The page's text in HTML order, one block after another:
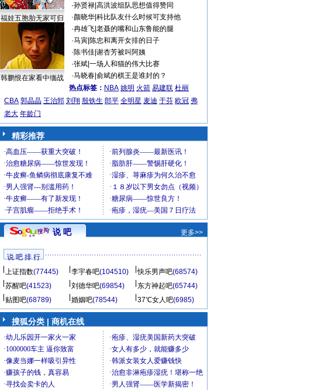
福娃五胞胎无家可归
韩鹏恨在家看中缅战
·孙贤禄| 高洪波组队思想值得赞同
·颜晓华| 科比队友什么时候可支持他
·冉雄飞| 老聂的嘴和山东鲁能的腿
·马寅| 陈忠和离开女排的日子
·陈书佳| 谢杏芳被叫阿姨
·张斌| 一场人和猫的伟大比赛
·马晓春| 俞斌的棋王是谁封的？
热点标签： NBA 姚明 火箭 易建联 杜丽
CBA 郭晶晶 王治郅 刘翔 殷铁生 郎平 全明星 麦迪 于芬 欧冠 弗
老大 年龄门
精彩推荐
说 吧 更多>>
说 吧 排 行
上证指数(77445) 李宇春吧(104510) 快乐男声吧(68574)
苏醒吧(41523) 刘德华吧(69854) 东方神起吧(65744)
贴图吧(68789) 婚姻吧(78544) 37℃女人吧(6985)
搜狐分类 | 商机在线